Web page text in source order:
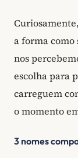
a forma como
nos
escolha para
carreguem
o momento
3 nomes